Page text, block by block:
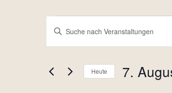
für
7.
und
Bitte
Schlüsselwort
eingeben.
Suche
Heute 7.